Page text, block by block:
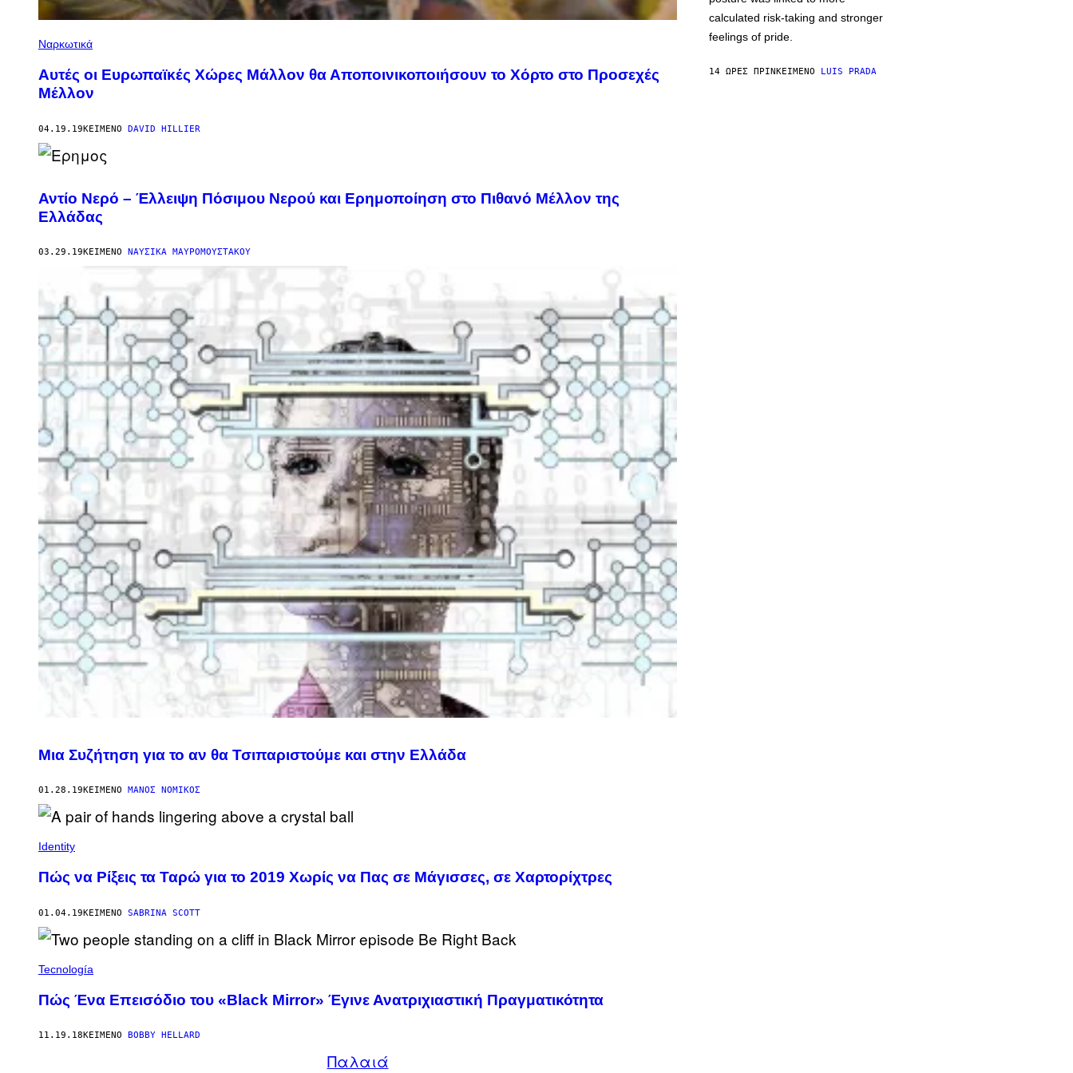
Ναρκωτικά
Αυτές οι Ευρωπαϊκές Χώρες Μάλλον θα Αποποινικοποιήσουν το Χόρτο στο Προσεχές
Μέλλον
04.19.19ΚΕΊΜΕΝΟ DAVID HILLIER
Αντίο Νερό – Έλλειψη Πόσιμου Νερού και Ερημοποίηση στο Πιθανό Μέλλον της
Ελλάδας
03.29.19ΚΕΊΜΕΝΟ ΝΑΥΣΙΚΆ ΜΑΥΡΟΜΟΎΣΤΑΚΟΥ
Μια Συζήτηση για το αν θα Τσιπαριστούμε και στην Ελλάδα
01.28.19ΚΕΊΜΕΝΟ ΜΆΝΟΣ ΝΟΜΙΚΌΣ
Identity
Πώς να Ρίξεις τα Ταρώ για το 2019 Χωρίς να Πας σε Μάγισσες, σε Χαρτορίχτρες
01.04.19ΚΕΊΜΕΝΟ SABRINA SCOTT
Tecnología
Πώς Ένα Επεισόδιο του «Black Mirror» Έγινε Ανατριχιαστική Πραγματικότητα
11.19.18ΚΕΊΜΕΝΟ BOBBY HELLARD
Παλαιά
T
O
K
E
/
calculated risk-taking and stronger
feelings of pride.
14 ΏΡΕΣ ΠΡΙΝΚΕΊΜΕΝΟ LUIS PRADA